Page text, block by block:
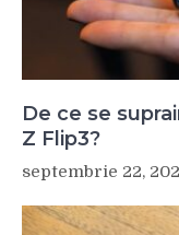
De ce se
Z Flip3?
septembrie 22,